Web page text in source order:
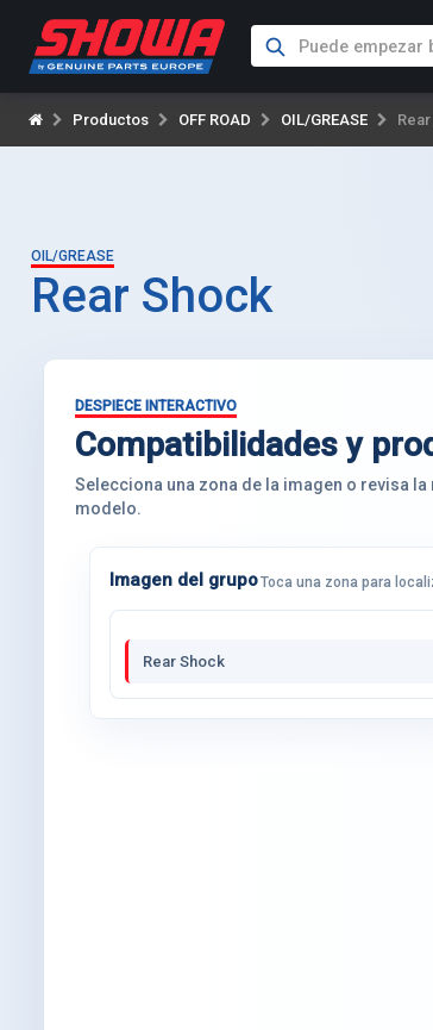
Productos OFF ROAD OIL/GREASE
OIL/GREASE
Rear Shock
DESPIECE INTERACTIVO
Compatibilidades y
Selecciona una zona de la imagen o revisa
modelo.
Imagen del grupoToca una zona para
Rear Shock